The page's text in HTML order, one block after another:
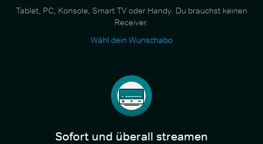
Tablet, PC, Konsole, Smart TV oder Handy. Du brauchst keinen
Receiver.
Wähl dein Wunschabo
Sofort und überall streamen